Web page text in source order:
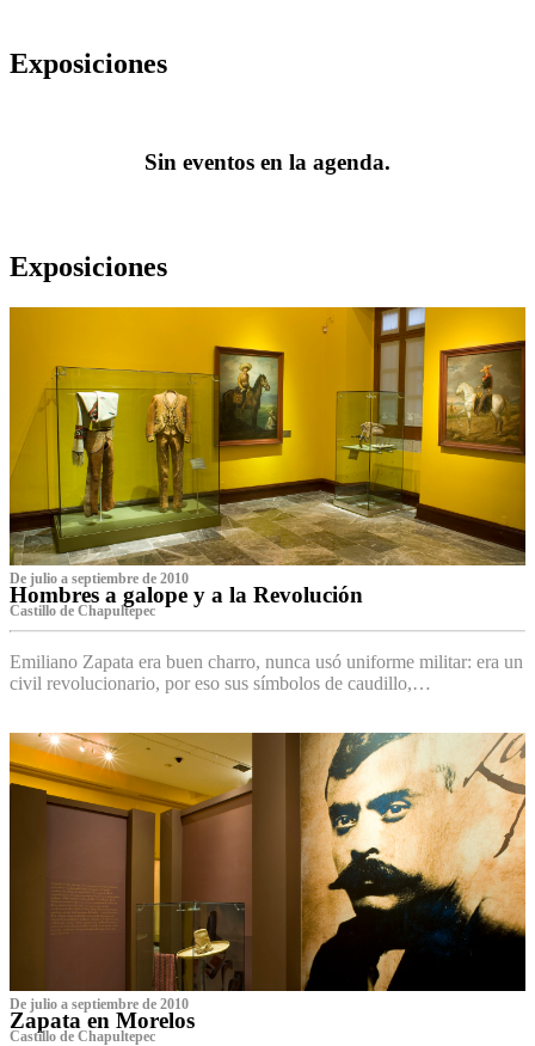
Exposiciones
Sin eventos en la agenda.
Exposiciones
De julio a septiembre de 2010
Hombres a galope y a la Revolución
Castillo de Chapultepec
Emiliano Zapata era buen charro, nunca usó uniforme militar: era un
civil revolucionario, por eso sus símbolos de caudillo,…
De julio a septiembre de 2010
Zapata en Morelos
Castillo de Chapultepec